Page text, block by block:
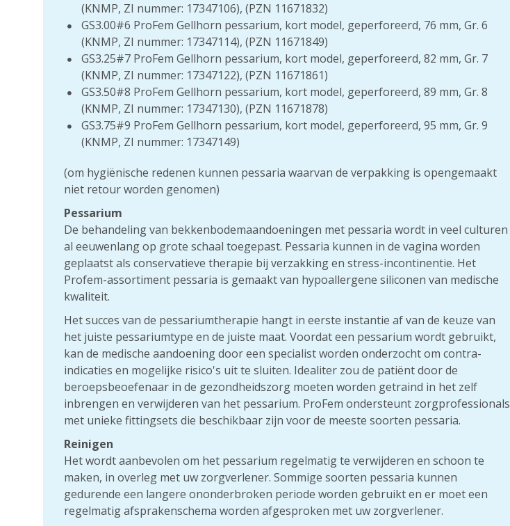
(KNMP, ZI nummer: 17347106), (PZN 11671832)
GS3.00#6 ProFem Gellhorn pessarium, kort model, geperforeerd, 76 mm, Gr. 6
(KNMP, ZI nummer: 17347114), (PZN 11671849)
GS3.25#7 ProFem Gellhorn pessarium, kort model, geperforeerd, 82 mm, Gr. 7
(KNMP, ZI nummer: 17347122), (PZN 11671861)
GS3.50#8 ProFem Gellhorn pessarium, kort model, geperforeerd, 89 mm, Gr. 8
(KNMP, ZI nummer: 17347130), (PZN 11671878)
GS3.75#9 ProFem Gellhorn pessarium, kort model, geperforeerd, 95 mm, Gr. 9
(KNMP, ZI nummer: 17347149)
(om hygiënische redenen kunnen pessaria waarvan de verpakking is opengemaakt
niet retour worden genomen)
Pessarium
De behandeling van bekkenbodemaandoeningen met pessaria wordt in veel culturen
al eeuwenlang op grote schaal toegepast. Pessaria kunnen in de vagina worden
geplaatst als conservatieve therapie bij verzakking en stress-incontinentie. Het
Profem-assortiment pessaria is gemaakt van hypoallergene siliconen van medische
kwaliteit.
Het succes van de pessariumtherapie hangt in eerste instantie af van de keuze van
het juiste pessariumtype en de juiste maat. Voordat een pessarium wordt gebruikt,
kan de medische aandoening door een specialist worden onderzocht om contra-
indicaties en mogelijke risico's uit te sluiten. Idealiter zou de patiënt door de
beroepsbeoefenaar in de gezondheidszorg moeten worden getraind in het zelf
inbrengen en verwijderen van het pessarium. ProFem ondersteunt zorgprofessionals
met unieke fittingsets die beschikbaar zijn voor de meeste soorten pessaria.
Reinigen
Het wordt aanbevolen om het pessarium regelmatig te verwijderen en schoon te
maken, in overleg met uw zorgverlener. Sommige soorten pessaria kunnen
gedurende een langere ononderbroken periode worden gebruikt en er moet een
regelmatig afsprakenschema worden afgesproken met uw zorgverlener.